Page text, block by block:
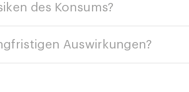
des Konsums?
Auswirkungen?